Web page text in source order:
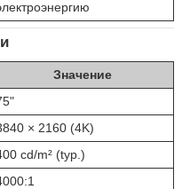
Значение
× 2160 (4K)
cd/m² (typ.)